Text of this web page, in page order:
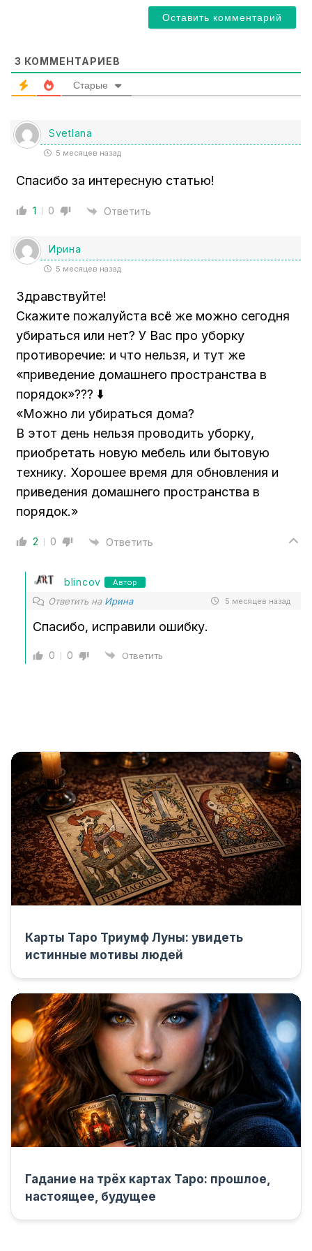
3 КОММЕНТАРИЕВ
Старые
Svetlana
5 месяцев назад
Спасибо за интересную статью!
1 0 Ответить
Ирина
5 месяцев назад
Здравствуйте!
Скажите пожалуйста всё же можно сегодня
убираться или нет? У Вас про уборку
противоречие: и что нельзя, и тут же
«приведение домашнего пространства в
порядок»??? ⬇️
«Можно ли убираться дома?
В этот день нельзя проводить уборку,
приобретать новую мебель или бытовую
технику. Хорошее время для обновления и
приведения домашнего пространства в
порядок.»
2 0 Ответить
blincov Автор
Ответить на Ирина 5 месяцев назад
Спасибо, исправили ошибку.
0 0 Ответить
Карты Таро Триумф Луны: увидеть
истинные мотивы людей
Гадание на трёх картах Таро: прошлое,
настоящее, будущее